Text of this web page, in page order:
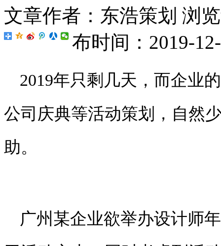
文章作者：东浩策划 浏
布时间：2019-
2019年只剩几天，而企业
公司庆典等活动策划，自然
助。
广州某企业欲举办设计师